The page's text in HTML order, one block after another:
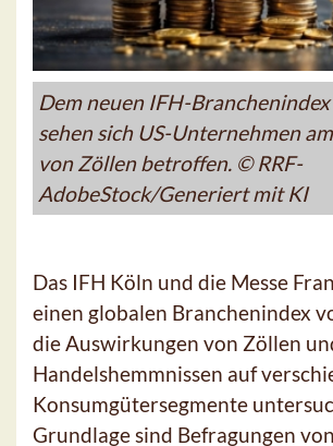
Dem neuen IFH-
sehen sich US-Unternehmen
von Zöllen betroffen. © RRF-
AdobeStock/Generiert mit KI
Das IFH Köln und die Messe
einen globalen Branchenindex
die Auswirkungen von Zöllen
Handelshemmnissen auf
Konsumgütersegmente
Grundlage sind Befragungen von